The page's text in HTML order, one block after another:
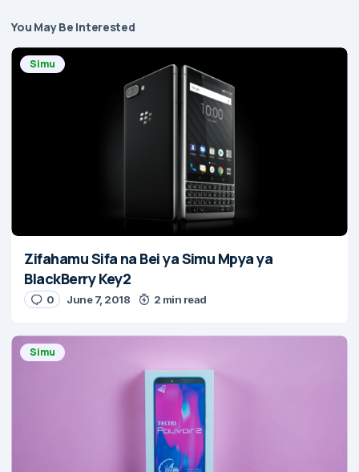
You May Be Interested
Simu
Zifahamu Sifa na Bei ya Simu Mpya ya
BlackBerry Key2
0 June 7, 2018 2 min read
Simu